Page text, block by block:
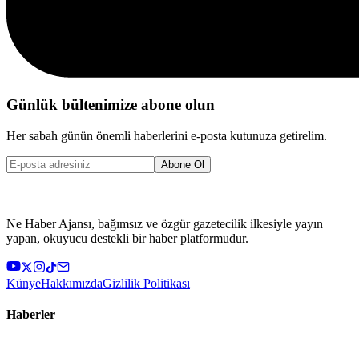
Günlük bültenimize abone olun
Her sabah günün önemli haberlerini e-posta kutunuza getirelim.
Abone Ol
Ne Haber Ajansı, bağımsız ve özgür gazetecilik ilkesiyle yayın
yapan, okuyucu destekli bir haber platformudur.
KünyeHakkımızdaGizlilik Politikası
Haberler